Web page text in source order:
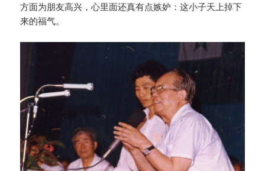
方面为朋友高兴，心里面还真有点嫉妒：这小子天上掉下
来的福气。